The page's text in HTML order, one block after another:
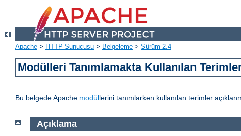
Apache > HTTP Sunucusu > Belgeleme > Sürüm 2.4
Modülleri Tanımlamakta Kullanılan
Bu belgede Apache modüllerini tanımlarken kullanılan terimler
Açıklama